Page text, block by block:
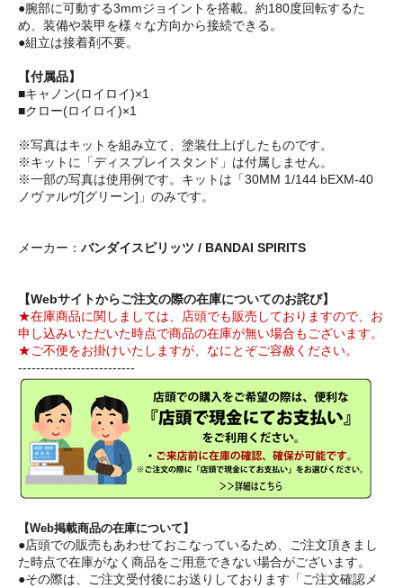
●腕部に可動する3mmジョイントを搭載。約180度回転するた
め、装備や装甲を様々な方向から接続できる。
●組立は接着剤不要。
【付属品】
■キャノン(ロイロイ)×1
■クロー(ロイロイ)×1
※写真はキットを組み立て、塗装仕上げしたものです。
※キットに「ディスプレイスタンド」は付属しません。
※一部の写真は使用例です。キットは「30MM 1/144 bEXM-40
ノヴァルヴ[グリーン]」のみです。
メーカー： バンダイスピリッツ / BANDAI SPIRITS
【Webサイトからご注文の際の在庫についてのお詫び】
★在庫商品に関しましては、店頭でも販売しておりますので、お
申し込みいただいた時点で商品の在庫が無い場合もございます。
★ご不便をお掛けいたしますが、なにとぞご容赦ください。
--------------------------
【Web掲載商品の在庫について】
●店頭での販売もあわせておこなっているため、ご注文頂きまし
た時点で在庫がなく商品をご用意できない場合がございます。
●その際は、ご注文受付後にお送りしております「ご注文確認メ